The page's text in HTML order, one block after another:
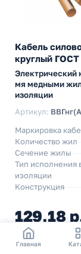
Кабель
круглый ГОСТ
Электрический
мя медными
изоляции
Артикул:
Маркировка
Количество жил
Сечение жилы
Тип исполнения
изоляции
Конструкция
129,18
* цена указана с
Главная